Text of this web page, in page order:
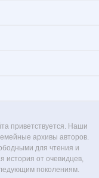
приветствуется. Наши
архивы авторов.
для чтения и
история от очевидцев,
поколениям.